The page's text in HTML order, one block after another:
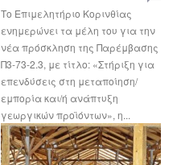
Το Επιμελητήριο Κορινθίας
ενημερώνει τα μέλη του για την
νέα πρόσκληση της Παρέμβασης
Π3-73-2.3, με τίτλο: «Στήριξη για
επενδύσεις στη μεταποίηση/
εμπορία και/ή ανάπτυξη
γεωργικών προϊόντων», η...